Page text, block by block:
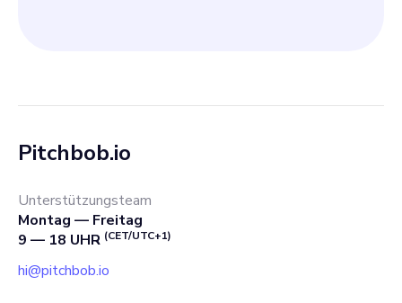
Pitchbob.io
Unterstützungsteam
Montag — Freitag
9 — 18 UHR (CET/UTC+1)
hi@pitchbob.io